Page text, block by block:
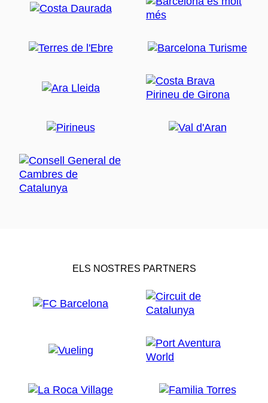
ELS NOSTRES PARTNERS